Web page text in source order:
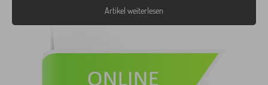
Artikel weiterlesen